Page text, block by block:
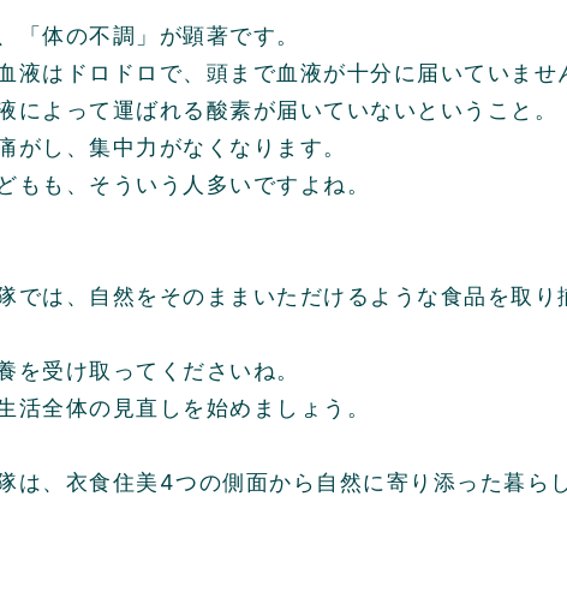
「体の不調」が顕著です。
液はドロドロで、頭まで血液が十分に届いていませ
によって運ばれる酸素が届いていないということ。
がし、集中力がなくなります。
もも、そういう人多いですよね。
では、自然をそのままいただけるような食品を取り
を受け取ってくださいね。
活全体の見直しを始めましょう。
は、衣食住美4つの側面から自然に寄り添った暮ら